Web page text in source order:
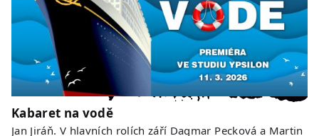
Kabaret na vodě
Jan Jiráň. V hlavních rolích září Dagmar Pecková a Martin